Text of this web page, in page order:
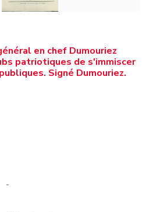
en chef Dumouriez
patriotiques de s'immiscer
Signé Dumouriez.
-